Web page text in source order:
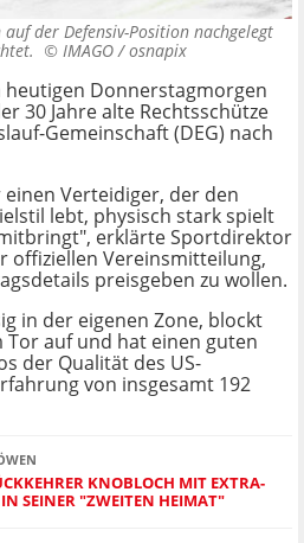
der Defensiv-Position nachgelegt
© IMAGO / osnapix
heutigen Donnerstagmorgen
30 Jahre alte Rechtsschütze
Gemeinschaft (DEG) nach
Verteidiger, der den
lebt, physisch stark spielt
erklärte Sportdirektor
offiziellen Vereinsmitteilung,
preisgeben zu wollen.
in der eigenen Zone, blockt
auf und hat einen guten
der Qualität des US-
von insgesamt 192
KNOBLOCH MIT EXTRA-
SEINER "ZWEITEN HEIMAT"